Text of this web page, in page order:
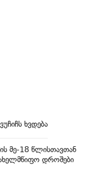
ხვდება
მე-18 წლისთავთან
დროშები